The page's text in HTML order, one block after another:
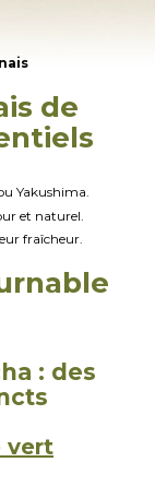
de
Yakushima.
et naturel.
fraîcheur.
: des
vert